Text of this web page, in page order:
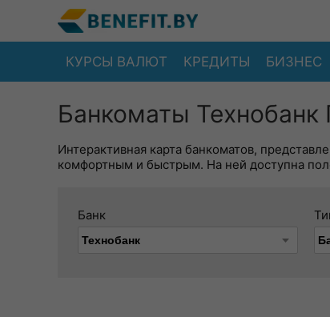
КУРСЫ ВАЛЮТ КРЕДИТЫ БИЗНЕС
Банкоматы
Интерактивная карта банкоматов,
комфортным и быстрым. На ней доступна
Банк